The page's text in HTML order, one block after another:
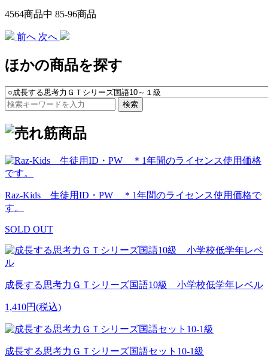
4564商品中 85-96商品
前へ 次へ
ほかの商品を探す
検索
Raz-Kids 生徒用ID・PW ＊1年間のライセンス使用価格で
す。
SOLD OUT
成長する思考力ＧＴシリーズ国語10級 小学校低学年レベル
1,410円(税込)
成長する思考力ＧＴシリーズ国語セット10-1級